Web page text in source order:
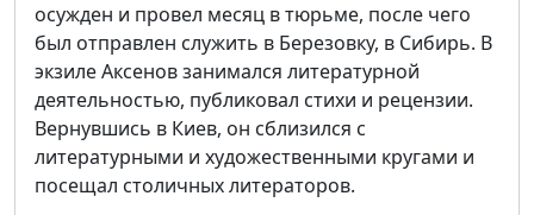
осужден и провел месяц в тюрьме, после чего
был отправлен служить в Березовку, в Сибирь. В
экзиле Аксенов занимался литературной
деятельностью, публиковал стихи и рецензии.
Вернувшись в Киев, он сблизился с
литературными и художественными кругами и
посещал столичных литераторов.